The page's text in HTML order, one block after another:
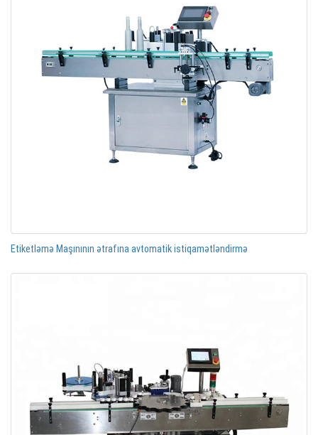
Etiketləmə Maşınının ətrafına avtomatik istiqamətləndirmə